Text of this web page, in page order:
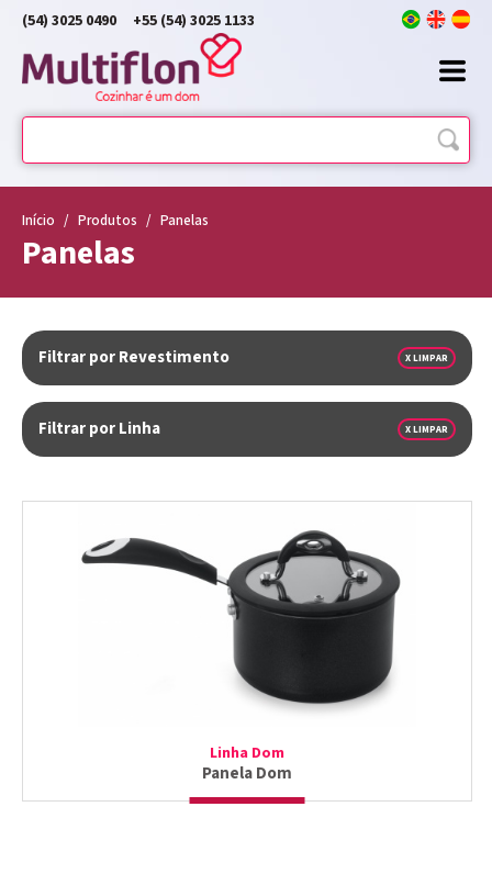
(54) 3025 0490 +55 (54) 3025 1133
Início / Produtos / Panelas
Panelas
Filtrar por Revestimento X LIMPAR
Filtrar por Linha X LIMPAR
Linha Dom
Panela Dom